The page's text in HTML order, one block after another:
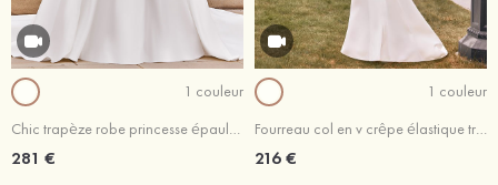
1 couleur
Chic trapèze robe princesse épaule dénudée satin traîne cour robe de mariée
281 €
1 couleur
Fourreau col en v crêpe élastique traîne légère robe de mariée avec appliqué
216 €